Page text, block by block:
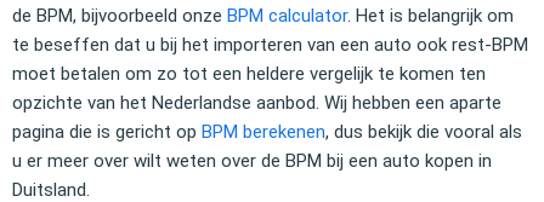
de BPM, bijvoorbeeld onze BPM calculator. Het is belangrijk om
te beseffen dat u bij het importeren van een auto ook rest-BPM
moet betalen om zo tot een heldere vergelijk te komen ten
opzichte van het Nederlandse aanbod. Wij hebben een aparte
pagina die is gericht op BPM berekenen, dus bekijk die vooral als
u er meer over wilt weten over de BPM bij een auto kopen in
Duitsland.